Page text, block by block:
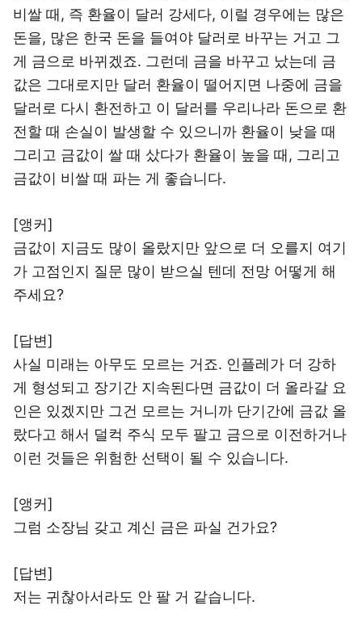
비쌀 때, 즉 환율이 달러 강세다, 이럴 경우에는 많은
돈을, 많은 한국 돈을 들여야 달러로 바꾸는 거고 그
게 금으로 바뀌겠죠. 그런데 금을 바꾸고 났는데 금
값은 그대로지만 달러 환율이 떨어지면 나중에 금을
달러로 다시 환전하고 이 달러를 우리나라 돈으로 환
전할 때 손실이 발생할 수 있으니까 환율이 낮을 때
그리고 금값이 쌀 때 샀다가 환율이 높을 때, 그리고
금값이 비쌀 때 파는 게 좋습니다.
[앵커]
금값이 지금도 많이 올랐지만 앞으로 더 오를지 여기
가 고점인지 질문 많이 받으실 텐데 전망 어떻게 해
주세요?
[답변]
사실 미래는 아무도 모르는 거죠. 인플레가 더 강하
게 형성되고 장기간 지속된다면 금값이 더 올라갈 요
인은 있겠지만 그건 모르는 거니까 단기간에 금값 올
랐다고 해서 덜컥 주식 모두 팔고 금으로 이전하거나
이런 것들은 위험한 선택이 될 수 있습니다.
[앵커]
그럼 소장님 갖고 계신 금은 파실 건가요?
[답변]
저는 귀찮아서라도 안 팔 거 같습니다.